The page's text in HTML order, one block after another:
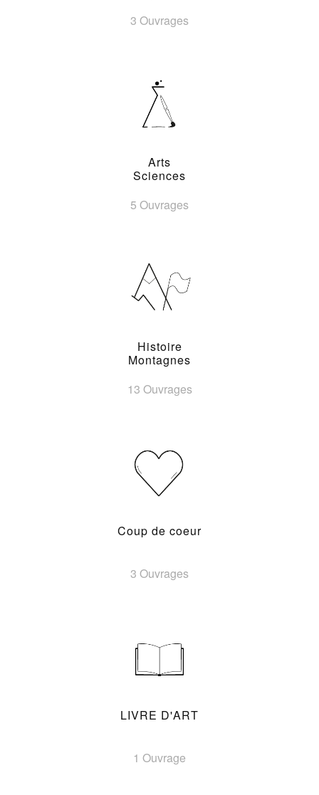
3 Ouvrages
Arts
Sciences
5 Ouvrages
Histoire
Montagnes
13 Ouvrages
Coup de coeur
3 Ouvrages
LIVRE D'ART
1 Ouvrage